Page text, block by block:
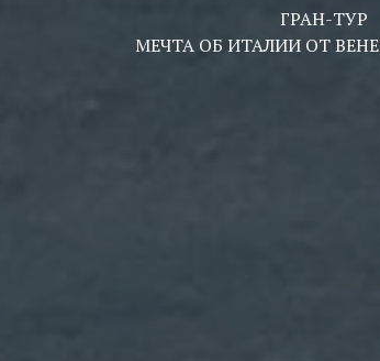
ГРАН-ТУР
МЕЧТА ОБ ИТАЛИИ ОТ